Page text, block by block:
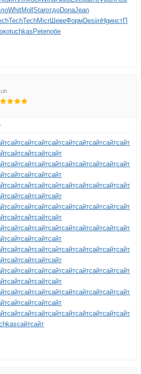
WhitMollStarотдоDonaJean
TechTechMicrШевеФорм DesiinHgинстП
tuchkas Peteпобе
сайтсайтсайтсайтсайтсайтсайтсайтсайт
сайтсайтсайтсайт
сайтсайтсайтсайтсайтсайтсайтсайтсайт
сайтсайтсайтсайт
сайтсайтсайтсайтсайтсайтсайтсайтсайт
сайтсайтсайтсайт
сайтсайтсайтсайтсайтсайтсайтсайтсайт
сайтсайтсайтсайт
сайтсайтсайтсайтсайтсайтсайтсайтсайт
сайтсайтсайтсайт
сайтсайтсайтсайтсайтсайтсайтсайтсайт
сайтсайтсайтсайт
сайтсайтсайтсайтсайтсайтсайтсайтсайт
сайтсайтсайтсайт
сайтсайтсайтсайтсайтсайтсайтсайтсайт
сайтсайтсайтсайт
сайтсайтсайтсайтсайтсайтсайтсайтсайт
сайтсайт